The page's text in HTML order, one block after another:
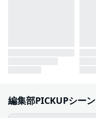
編集部PICKUPシーン